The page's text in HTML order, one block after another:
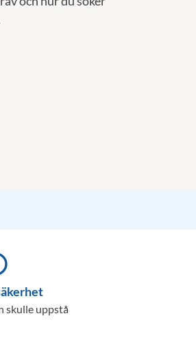
skulle uppstå